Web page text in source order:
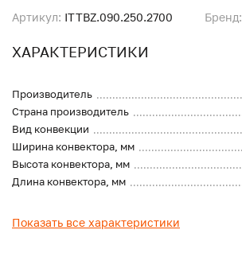
Артикул: ITTBZ.090.250.2700 Бренд:
ХАРАКТЕРИСТИКИ
Производитель
Страна производитель
Вид конвекции
Ширина конвектора, мм
Высота конвектора, мм
Длина конвектора, мм
Показать все характеристики